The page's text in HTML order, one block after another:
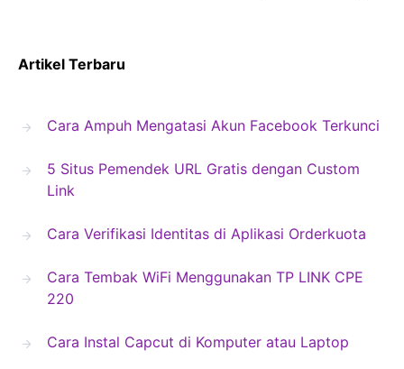
Artikel Terbaru
Cara Ampuh Mengatasi Akun Facebook Terkunci
5 Situs Pemendek URL Gratis dengan Custom
Link
Cara Verifikasi Identitas di Aplikasi Orderkuota
Cara Tembak WiFi Menggunakan TP LINK CPE
220
Cara Instal Capcut di Komputer atau Laptop